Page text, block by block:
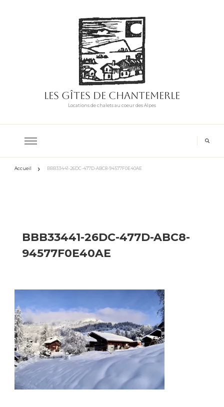
Les Gîtes de Chantemerle
Locations de chalets au coeur des Alpes
Accueil BBB33441-26DC-477D-ABC8-94577F0E40AE
BBB33441-26DC-477D-ABC8-
94577F0E40AE